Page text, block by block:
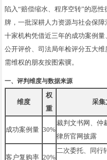
陷入“赔偿缩水、程序空转”的恶
牌，一批深耕人力资源与社会保
十家机构凭借近三年的成功案例
公开评价、司法局年检评分五大
需维权的朋友按图索骥。
一、评判维度与数据来源
维度
权
重
采集
成功案例量 30%
裁判文书网、仲
律所官网披露
客户复购率 20%
二次委托、同行